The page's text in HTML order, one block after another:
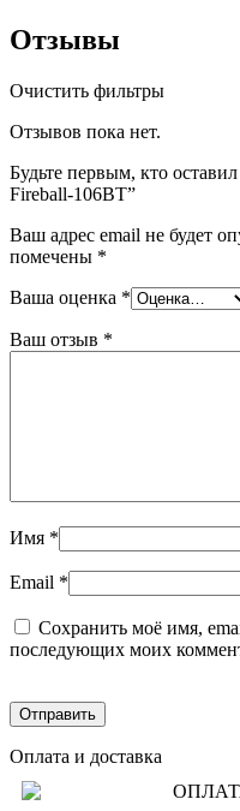
Отзывы
Очистить фильтры
Отзывов пока нет.
Будьте первым, кто
Fireball-106BT”
Ваш адрес email не будет
помечены *
Ваша оценка *
Ваш отзыв *
Имя *
Email *
Сохранить моё имя,
последующих моих
Оплата и доставка